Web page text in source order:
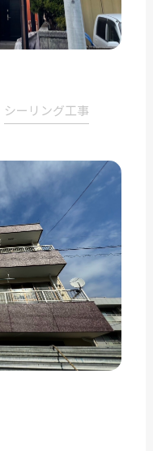
シーリング工事